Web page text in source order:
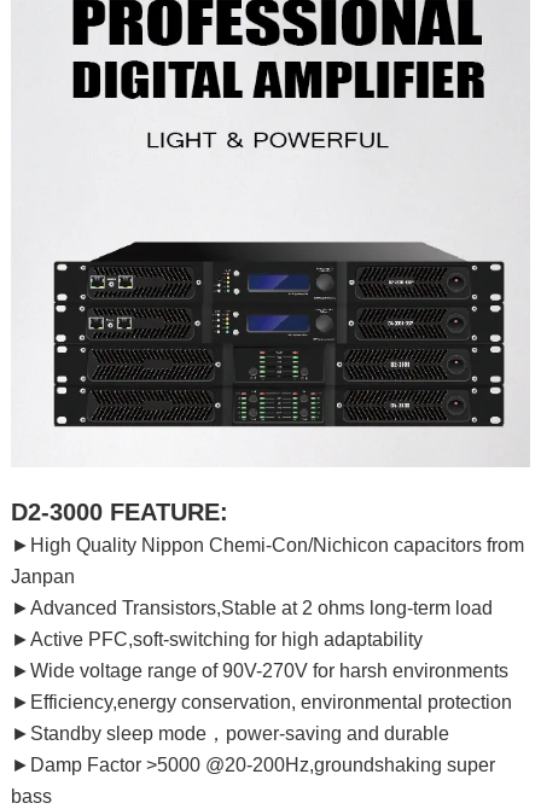
D2-3000 FEATURE:
►High Quality Nippon Chemi-Con/Nichicon capacitors from
Janpan
►Advanced Transistors,Stable at 2 ohms long-term load
►Active PFC,soft-switching for high adaptability
►Wide voltage range of 90V-270V for harsh environments
►Efficiency,energy conservation, environmental protection
►Standby sleep mode，power-saving and durable
►Damp Factor >5000 @20-200Hz,groundshaking super
bass